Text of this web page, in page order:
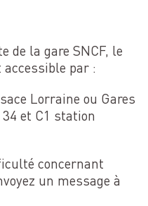
de la gare SNCF, le
accessible par :
Lorraine ou Gares
et C1 station
concernant
un message à